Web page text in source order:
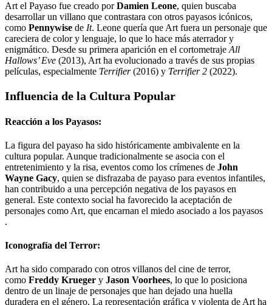
Art el Payaso fue creado porDamien Leone, quien buscaba
desarrollar un villano que contrastara con otros payasos icónicos,
como Pennywise de It. Leone quería que Art fuera un personaje que
careciera de color y lenguaje, lo que lo hace más aterrador y
enigmático. Desde su primera aparición en el cortometraje All
Hallows’ Eve (2013), Art ha evolucionado a través de sus propias
películas, especialmente Terrifier(2016) y Terrifier 2 (2022).
Influencia de la Cultura Popular
Reacción a los Payasos:
La figura del payaso ha sido históricamente ambivalente en la
cultura popular. Aunque tradicionalmente se asocia con el
entretenimiento y la risa, eventos como los crímenes de John
Wayne Gacy, quien se disfrazaba de payaso para eventos infantiles,
han contribuido a una percepción negativa de los payasos en
general. Este contexto social ha favorecido la aceptación de
personajes como Art, que encarnan el miedo asociado a los payasos
.
Iconografía del Terror:
Art ha sido comparado con otros villanos del cine de terror,
como Freddy Krueger y Jason Voorhees, lo que lo posiciona
dentro de un linaje de personajes que han dejado una huella
duradera en el género. La representación gráfica y violenta de Art ha